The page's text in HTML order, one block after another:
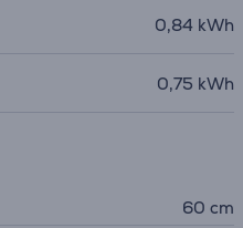
0,84 kWh
0,75 kWh
60 cm